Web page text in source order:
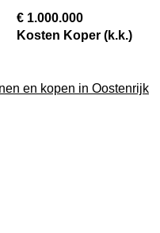
€ 1.000.000
Kosten Koper (k.k.)
en kopen in Oostenrijk